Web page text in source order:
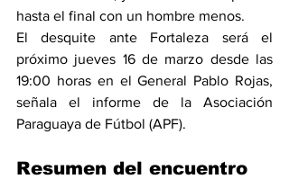
hasta el final con un hombre menos.
El desquite ante Fortaleza será el
próximo jueves 16 de marzo desde las
19:00 horas en el General Pablo Rojas,
señala el informe de la Asociación
Paraguaya de Fútbol (APF).
Resumen del encuentro